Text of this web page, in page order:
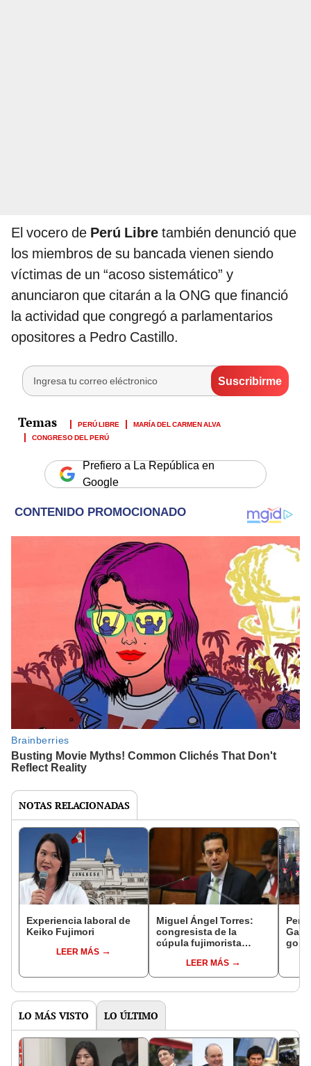
El vocero de Perú Libre también denunció que
los miembros de su bancada vienen siendo
víctimas de un “acoso sistemático” y
anunciaron que citarán a la ONG que financió
la actividad que congregó a parlamentarios
opositores a Pedro Castillo.
PERÚ LIBRE
MARÍA DEL CARMEN ALVA
CONGRESO DEL PERÚ
Prefiero a La República en
Google
NOTAS RELACIONADAS
Experiencia laboral de
Keiko Fujimori
LEER MÁS
Miguel Ángel Torres:
congresista de la
cúpula fujimorista
del SenadoLEER MÁS
LO MÁS VISTO LO ÚLTIMO